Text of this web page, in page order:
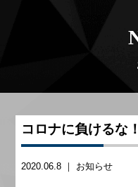
コロナに負けるな
2020.06.8 ｜ お知らせ